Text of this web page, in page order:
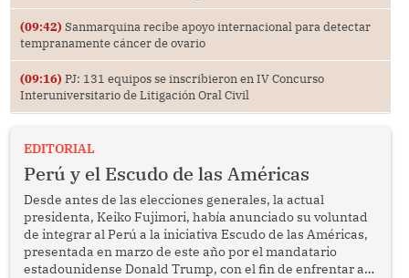
(09:42) Sanmarquina recibe apoyo internacional para detectar
tempranamente cáncer de ovario
(09:16) PJ: 131 equipos se inscribieron en IV Concurso
Interuniversitario de Litigación Oral Civil
EDITORIAL
Perú y el Escudo de las Américas
Desde antes de las elecciones generales, la actual
presidenta, Keiko Fujimori, había anunciado su voluntad
de integrar al Perú a la iniciativa Escudo de las Américas,
presentada en marzo de este año por el mandatario
estadounidense Donald Trump, con el fin de enfrentar al